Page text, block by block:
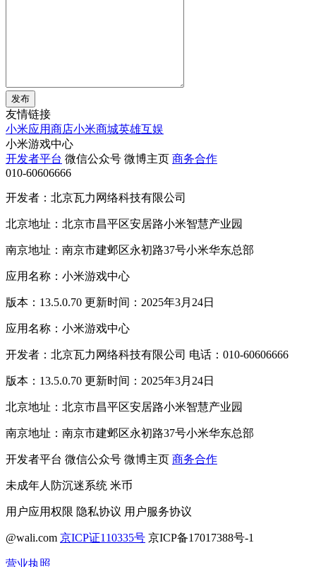
发布
友情链接
小米应用商店小米商城英雄互娱
小米游戏中心
开发者平台 微信公众号 微博主页 商务合作
010-60606666
开发者：北京瓦力网络科技有限公司
北京地址：北京市昌平区安居路小米智慧产业园
南京地址：南京市建邺区永初路37号小米华东总部
应用名称：小米游戏中心
版本：13.5.0.70 更新时间：2025年3月24日
应用名称：小米游戏中心
开发者：北京瓦力网络科技有限公司 电话：010-60606666
版本：13.5.0.70 更新时间：2025年3月24日
北京地址：北京市昌平区安居路小米智慧产业园
南京地址：南京市建邺区永初路37号小米华东总部
开发者平台 微信公众号 微博主页 商务合作
未成年人防沉迷系统 米币
用户应用权限 隐私协议 用户服务协议
@wali.com 京ICP证110335号 京ICP备17017388号-1
营业执照